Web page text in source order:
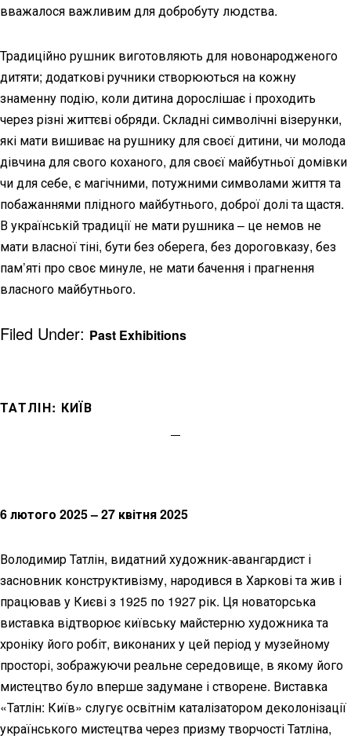
вважалося важливим для добробуту людства.
Традиційно рушник виготовляють для новонародженого
дитяти; додаткові ручники створюються на кожну
знаменну подію, коли дитина дорослішає і проходить
через різні життєві обряди. Складні символічні візерунки,
які мати вишиває на рушнику для своєї дитини, чи молода
дівчина для свого коханого, для своєї майбутньої домівки
чи для себе, є магічними, потужними символами життя та
побажаннями плідного майбутнього, доброї долі та щастя.
В українській традиції не мати рушника – це немов не
мати власної тіні, бути без оберега, без дороговказу, без
пам’яті про своє минуле, не мати бачення і прагнення
власного майбутнього.
Filed Under: Past Exhibitions
ТАТЛІН: КИЇВ
6 лютого 2025 – 27 квітня 2025
Володимир Татлін, видатний художник-авангардист і
засновник конструктивізму, народився в Харкові та жив і
працював у Києві з 1925 по 1927 рік. Ця новаторська
виставка відтворює київську майстерню художника та
хроніку його робіт, виконаних у цей період у музейному
просторі, зображуючи реальне середовище, в якому його
мистецтво було вперше задумане і створене. Виставка
«Татлін: Київ» слугує освітнім каталізатором деколонізації
українського мистецтва через призму творчості Татліна,